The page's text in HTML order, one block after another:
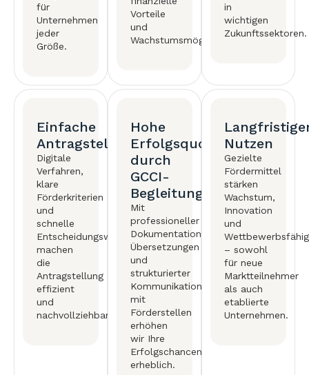
für
Unternehmen
jeder
Größe.
Vorteile
und
Wachstumsmöglichkeiten.
in
wichtigen
Zukunftssektoren.
Einfache
Antragstellung
Digitale
Verfahren,
klare
Förderkriterien
und
schnelle
Entscheidungswege
machen
die
Antragstellung
effizient
und
nachvollziehbar.
Hohe
Erfolgsquote
durch
GCCI-
Begleitung
Mit
professioneller
Dokumentation,
Übersetzungen
und
strukturierter
Kommunikation
mit
Förderstellen
erhöhen
wir Ihre
Erfolgschancen
erheblich.
Nutzen
Gezielte
Fördermittel
stärken
Wachstum,
Innovation
und
– sowohl
für neue
Marktteilnehmer
als auch
etablierte
Unternehmen.